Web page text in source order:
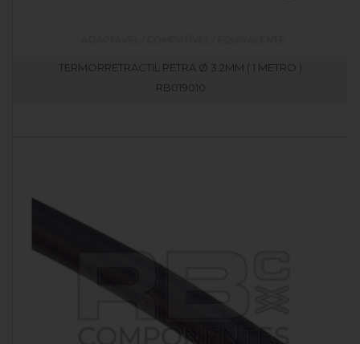
TERMORRETRACTIL PETRA Ø 3.2MM ( 1 METRO )
RB019010